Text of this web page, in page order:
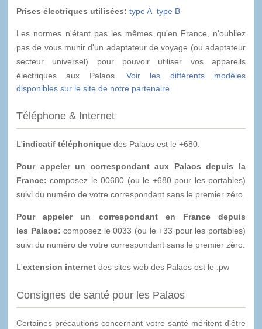
Prises électriques utilisées: type A type B
Les normes n'étant pas les mêmes qu'en France, n'oubliez
pas de vous munir d'un adaptateur de voyage (ou adaptateur
secteur universel) pour pouvoir utiliser vos appareils
électriques aux Palaos. Voir les différents modèles
disponibles sur le site de notre partenaire.
Téléphone & Internet
L'indicatif téléphonique des Palaos est le +680.
Pour appeler un correspondant aux Palaos depuis la
France: composez le 00680 (ou le +680 pour les portables)
suivi du numéro de votre correspondant sans le premier zéro.
Pour appeler un correspondant en France depuis
les Palaos: composez le 0033 (ou le +33 pour les portables)
suivi du numéro de votre correspondant sans le premier zéro.
L'extension internet des sites web des Palaos est le .pw
Consignes de santé pour les Palaos
Certaines précautions concernant votre santé méritent d'être